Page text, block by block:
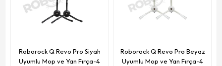
Roborock Q Revo Pro Siyah
Uyumlu Mop ve Yan Fırça-4
Roborock Q Revo Pro Beyaz
Uyumlu Mop ve Yan Fırça-4